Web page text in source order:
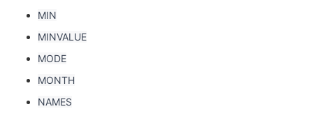
MIN
MINVALUE
MODE
MONTH
NAMES